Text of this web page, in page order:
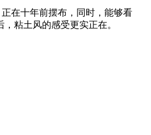
在十年前摆布，同时，能够看
粘土风的感受更实正在。